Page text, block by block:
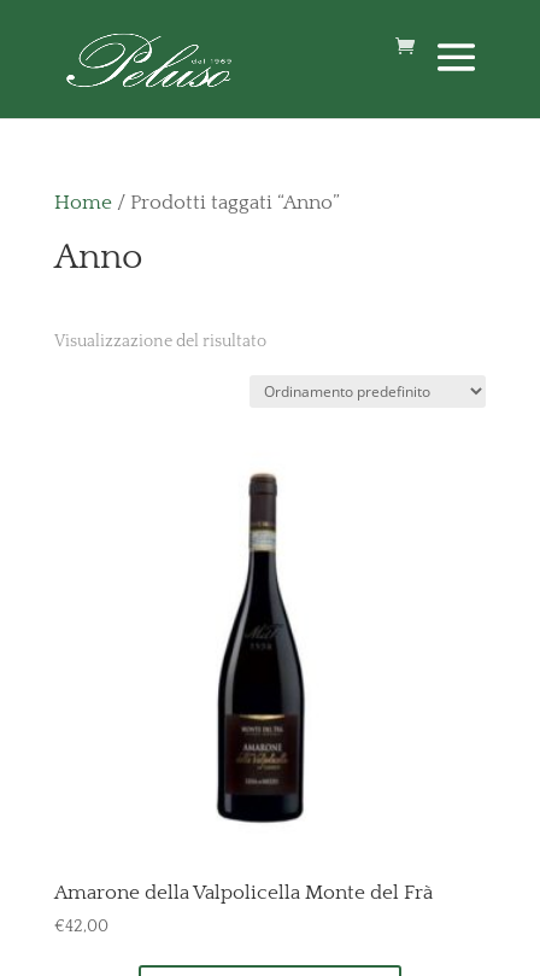
Home/ Prodotti taggati “Anno”
Anno
Visualizzazione del risultato
Amarone della Valpolicella Monte del Frà
€42,00